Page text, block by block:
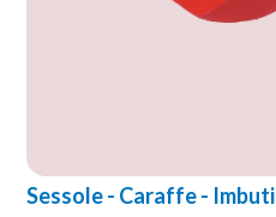
Sessole - Caraffe - Imbuti